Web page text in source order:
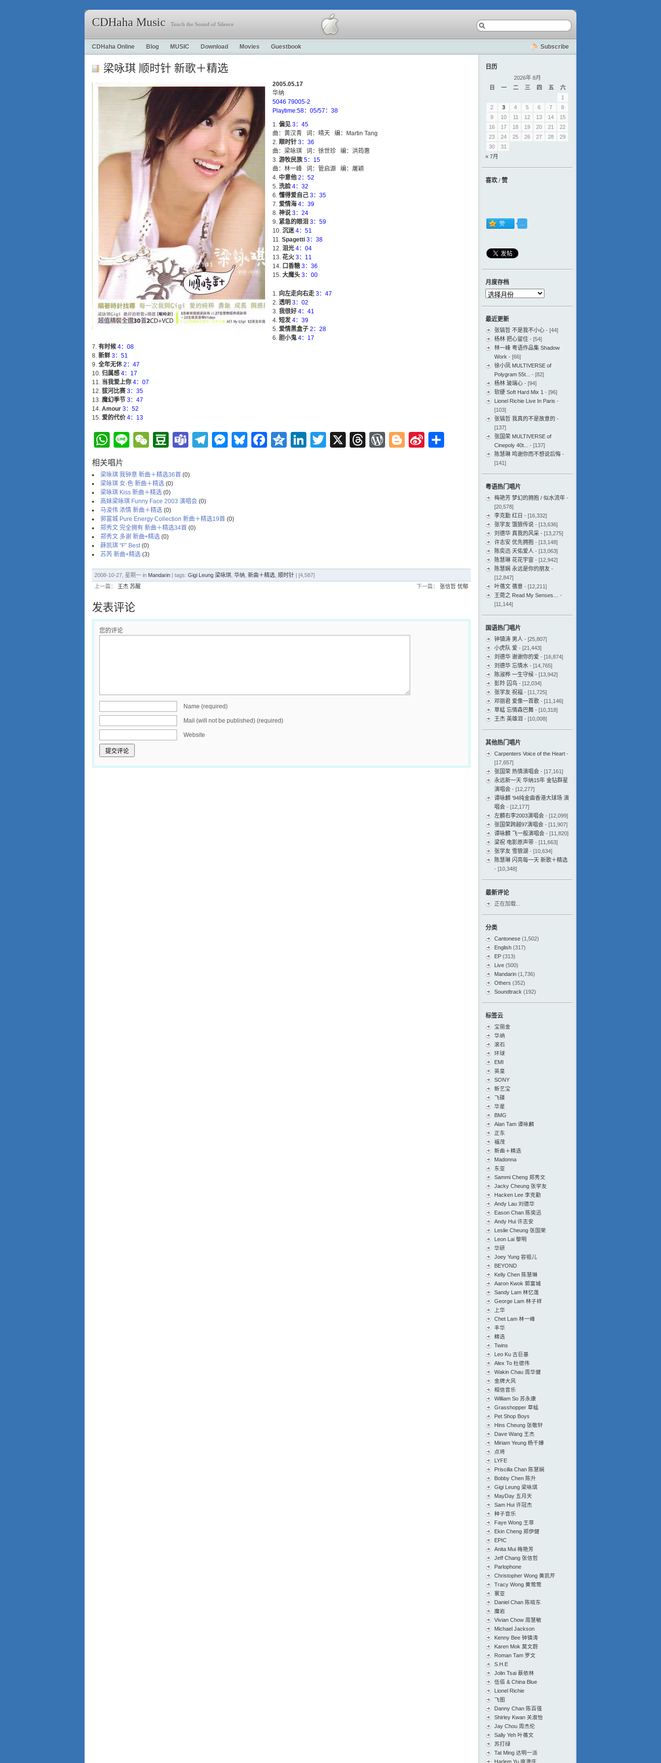
CDHaha Music Touch the Sound of Silence
CDHaha Online Blog MUSIC Download Movies Guestbook Subscribe
梁咏琪 顺时针 新歌＋精选
2005.05.17
华纳
5046 79005-2
Playtime:58：05/57：38
偏见 3：45
曲：黄汉青 词：晴天 编：Martin Tang
顺时针 3：36
曲：梁咏琪 词：徐世珍 编：洪筠惠
游牧民族 5：15
曲：林一峰 词：管启源 编：屠颖
中意他 2：52
洗脸 4：32
懂得爱自己 3：35
爱情海 4：39
神说 3：24
紧急的眼泪 3：59
沉迷4：51
Spagetti 3：38
泪光 4：04
花火 3：11
口香糖 3：36
大魔头 3：00
向左走向右走 3：47
透明 3：02
我很好 4：41
短发 4：39
爱情黑盒子 2：28
胆小鬼 4：17
有时候 4：08
新鲜 3：51
全年无休 2：47
归属感 4：17
当我爱上你 4：07
拔河比赛 3：35
魔幻季节 3：47
Amour 3：52
爱的代价 4：13
WhatsApp
LineWeChat
Douban
TeamsTelegram
Messenger
Bluesky
Facebook
Qzone
LinkedIn
Twitter
X Threads
WordPress
Blogger
Sina
相关唱片
梁咏琪 我钟意 新曲＋精选36首 (0)
梁咏琪 女·色 新曲＋精选 (0)
梁咏琪 Kiss 新曲＋精选 (0)
高妹梁咏琪 Funny Face 2003 演唱会 (0)
马浚伟 浓情 新曲＋精选 (0)
郭富城 Pure Energy Collection 新曲＋精选19首 (0)
郑秀文 完全拥有 新曲＋精选34首 (0)
郑秀文 多谢 新曲+精选 (0)
薛凯琪 “F” Best(0)
苏芮 新曲+精选 (3)
2008-10-27, 星期一 in Mandarin | tags: Gigi Leung 梁咏琪 华纳 新曲＋精选 顺时针 | [4,587]
上一篇： 王杰 苏醒 下一篇： 张信哲 忧郁
发表评论
您的评论
Name (required)
Mail (will not be published) (required)
Website
日历
2026年 8月
日
一 二 三 四 五
六
1
2
3 4 5 6 7
8
9
10 11 12 13 14
15
16
17 18 19 20 21
22
23
24 25 26 27 28
29
30
31
« 7月
喜欢 / 赞
月度存档
月
档
最近更新
张镐哲 不是我不小心 - [44]
杨林 把心留住 - [54]
林一峰 粤语作品集 Shadow
Work - [66]
徐小凤 MULTIVERSE of
Polygram 55t...
- [82]
杨林 玻璃心 - [94]
软硬 Soft Hard Mix 1 - [96]
Lionel Richie Live In Paris -
[103]
张镐哲 我真的不是故意的 -
[137]
张国荣 MULTIVERSE of
Cinepoly 40t...
- [137]
陈慧琳 鸣谢你而不想说后悔 -
[141]
粤语热门唱片
梅艳芳 梦幻的拥抱 / 似水流年 -
[20,578]
李克勤 红日 - [16,332]
张学友 饿狼传说 - [13,636]
刘德华 真我的风采 - [13,275]
许志安 优先拥抱 - [13,148]
陈奕迅 天佑爱人 - [13,063]
陈慧琳 花花宇宙 - [12,942]
陈慧娴 永远是你的朋友 -
[12,847]
叶蒨文 蒨意 - [12,211]
王菀之 Read My Senses…
-
[11,144]
国语热门唱片
钟镇涛 男人 - [25,807]
小虎队 爱 - [21,443]
刘德华 谢谢你的爱 - [16,874]
刘德华 忘情水 - [14,765]
陈淑桦 一生守候 - [13,942]
彭羚 囚鸟 - [12,034]
张学友 祝福 - [11,725]
邓丽君 爱像一首歌 - [11,146]
草蜢 忘情森巴舞 - [10,318]
王杰 英雄泪 - [10,008]
其他热门唱片
Carpenters Voice of the Heart -
[17,657]
张国荣 热情演唱会 - [17,161]
永远新一天 华纳15年 金钻群星
演唱会 - [12,277]
谭咏麟 ’94纯金曲香港大球场 演
唱会 - [12,177]
左麟右李2003演唱会 - [12,099]
张国荣跨越97演唱会 - [11,907]
谭咏麟 飞一般演唱会 - [11,820]
梁祝 电影原声带 - [11,663]
张学友 雪狼湖 - [10,634]
陈慧琳 闪亮每一天 新歌＋精选
- [10,348]
最新评论
正在加载...
分类
Cantonese (1,502)
English (317)
EP (313)
Live (500)
Mandarin (1,736)
Others (352)
Soundtrack (192)
标签云
宝丽金
华纳
滚石
环球
EMI
英皇
SONY
新艺宝
飞碟
华星
BMG
Alan Tam 谭咏麟
正东
福茂
新曲＋精选
Madonna
东亚
Sammi Cheng 郑秀文
Jacky Cheung 张学友
Hacken Lee 李克勤
Andy Lau 刘德华
Eason Chan 陈奕迅
Andy Hui 许志安
Leslie Cheung 张国荣
Leon Lai 黎明
华研
Joey Yung 容祖儿
BEYOND
Kelly Chen 陈慧琳
Aaron Kwok 郭富城
Sandy Lam 林忆莲
George Lam 林子祥
上华
Chet Lam 林一峰
丰华
精选
Twins
Leo Ku 古巨基
Alex To 杜德伟
Wakin Chau 周华健
金牌大风
相信音乐
William So 苏永康
Grasshopper 草蜢
Pet Shop Boys
Hins Cheung 张敬轩
Dave Wang 王杰
Miriam Yeung 杨千嬅
点将
LYFE
Priscilla Chan 陈慧娴
Bobby Chen 陈升
Gigi Leung 梁咏琪
MayDay 五月天
Sam Hui 许冠杰
种子音乐
Faye Wong 王菲
Ekin Cheng 郑伊健
EPIC
Anita Mui 梅艳芳
Jeff Chang 张信哲
Parlophone
Christopher Wong 黄凯芹
Tracy Wong 黄莺莺
寰亚
Daniel Chan 陈晓东
魔岩
Vivian Chow 周慧敏
Michael Jackson
Kenny Bee 钟镇涛
Karen Mok 莫文蔚
Roman Tam 罗文
S.H.E
Jolin Tsai 蔡依林
伍佰 & China Blue
Lionel Richie
飞图
Danny Chan 陈百强
Shirley Kwan 关淑怡
Jay Chou 周杰伦
Sally Yeh 叶蒨文
苏打绿
Tat Ming 达明一派
Harlem Yu 庾澄庆